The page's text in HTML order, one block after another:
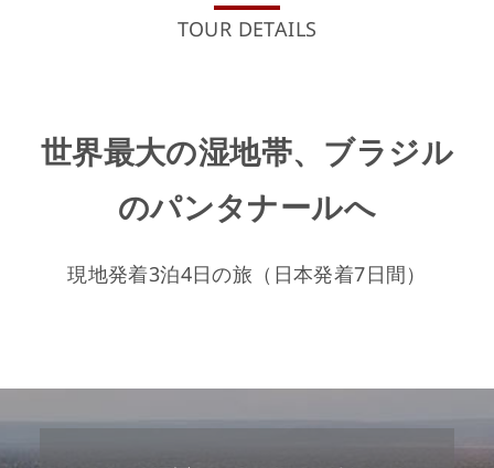
TOUR DETAILS
世界最大の湿地帯、ブラジル
のパンタナールへ
現地発着3泊4日の旅（日本発着7日間）